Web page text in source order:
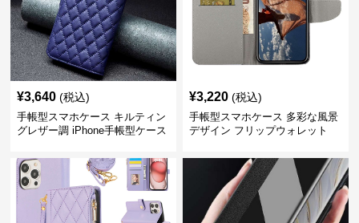
¥3,640 (税込)
手帳型スマホケース キルティン
グレザー調 iPhone手帳型ケース
¥3,220 (税込)
手帳型スマホケース 多彩な風景
デザイン フリップウォレット